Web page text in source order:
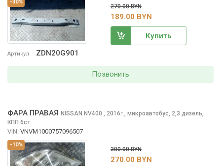
-30%
Артикул ZDN20G901
270.00 BYN
189.00 BYN
Купить
Позвонить
-10%
ФАРА ПРАВАЯ NISSAN NV400 , 2016г., микроавтобус, 2,3 дизель,
КПП 6ст.
VIN: VNVM1000757096507
300.00 BYN
270.00 BYN